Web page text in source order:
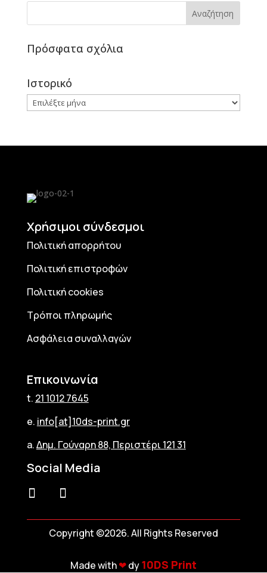
Πρόσφατα σχόλια
Ιστορικό
Ιστορικό
Χρήσιμοι σύνδεσμοι
Πολιτική απορρήτου
Πολιτική επιστροφών
Πολιτική cookies
Τρόποι πληρωμής
Ασφάλεια συναλλαγών
Επικοινωνία
t. 21 1012 7645
e. info[at]10ds-print.gr
a.Δημ. Γούναρη 88, Περιστέρι 121 31
Social Media
Copyright ©2026. All Rights Reserved
Made with❤︎dy10DS Print